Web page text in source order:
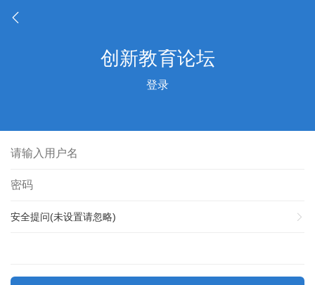
登录
安全提问(未设置请忽略)